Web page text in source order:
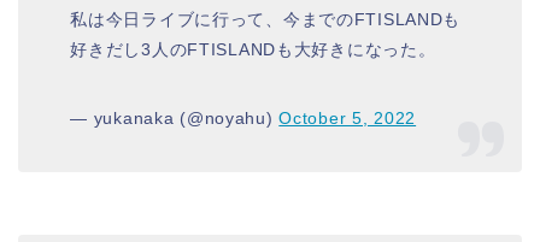
私は今日ライブに行って、今までのFTISLANDも
好きだし3人のFTISLANDも大好きになった。
— yukanaka (@noyahu)October 5, 2022